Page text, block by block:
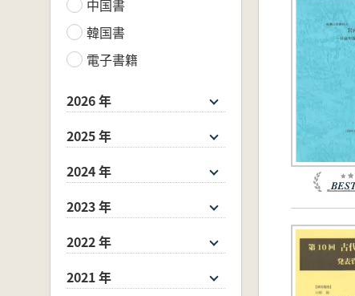
中国書
韓国書
電子書籍
2026 年
2025 年
2024 年
2023 年
2022 年
2021 年